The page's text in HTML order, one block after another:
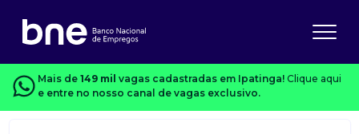
Mais de 149 mil vagas cadastradas em Ipatinga! Clique aqui
e entre no nosso canal de vagas exclusivo.